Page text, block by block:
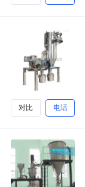
对比 电话